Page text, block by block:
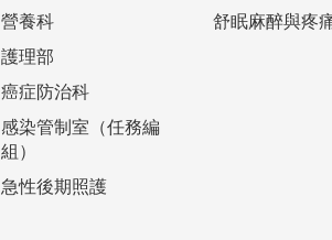
營養科
護理部
癌症防治科
感染管制室（任務編
組）
急性後期照護
舒眠麻醉與疼